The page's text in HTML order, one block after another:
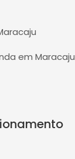
em Maracaju